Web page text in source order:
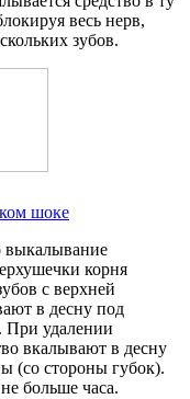
весь нерв,
зубов.
шоке
выкалывание
корня
с верхней
в десну под
При удалении
вкалывают в десну
(со стороны губок).
больше часа.